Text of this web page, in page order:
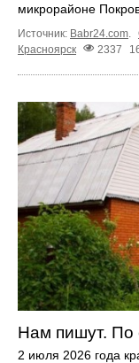
микрорайоне
Источник: Babr24.com.
Красноярск
2337
Нам пишут. По
2 июля 2026 года